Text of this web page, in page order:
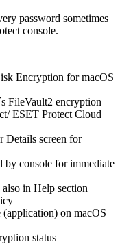
password sometimes
console.
Encryption for macOS
FileVault2 encryption
ESET Protect Cloud
Details screen for
by console for immediate
in Help section
on macOS
status